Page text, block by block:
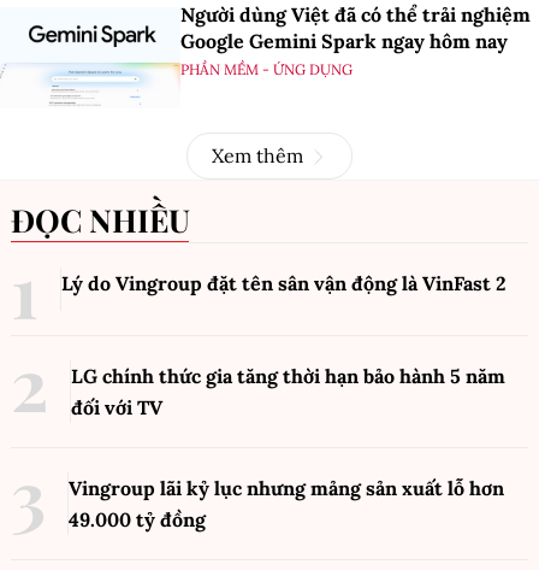
Người dùng Việt đã có thể trải nghiệm
Google Gemini Spark ngay hôm nay
PHẦN MỀM - ỨNG DỤNG
Xem thêm
ĐỌC NHIỀU
Lý do Vingroup đặt tên sân vận động là VinFast 2
LG chính thức gia tăng thời hạn bảo hành 5 năm
đối với TV
Vingroup lãi kỷ lục nhưng mảng sản xuất lỗ hơn
49.000 tỷ đồng